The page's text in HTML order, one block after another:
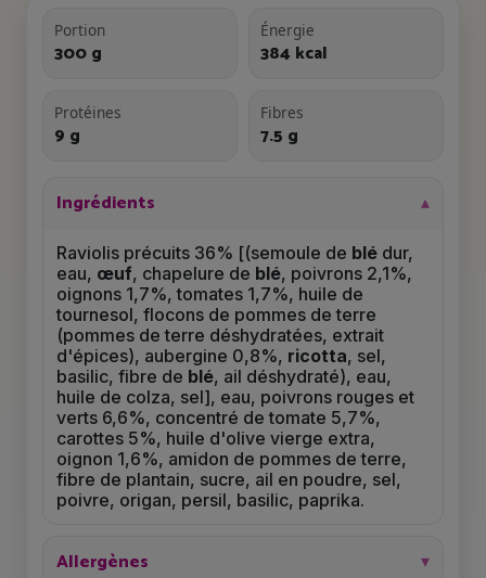
Portion
300 g
Énergie
384 kcal
Protéines
9 g
Fibres
7.5 g
Ingrédients
Raviolis précuits 36% [(semoule de blé dur,
eau, œuf, chapelure de blé, poivrons 2,1%,
oignons 1,7%, tomates 1,7%, huile de
tournesol, flocons de pommes de terre
(pommes de terre déshydratées, extrait
d'épices), aubergine 0,8%, ricotta, sel,
basilic, fibre de blé, ail déshydraté), eau,
huile de colza, sel], eau, poivrons rouges et
verts 6,6%, concentré de tomate 5,7%,
carottes 5%, huile d'olive vierge extra,
oignon 1,6%, amidon de pommes de terre,
fibre de plantain, sucre, ail en poudre, sel,
poivre, origan, persil, basilic, paprika.
Allergènes